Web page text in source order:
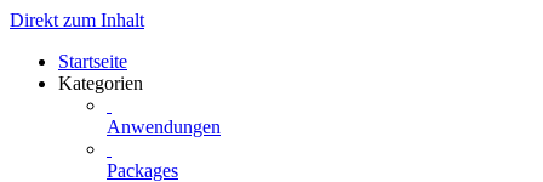
Direkt zum Inhalt
Startseite
Kategorien
Anwendungen
Packages